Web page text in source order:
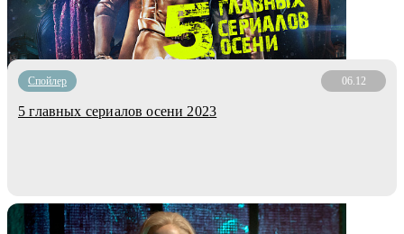
Cпойлер 06.12
5 главных сериалов осени 2023